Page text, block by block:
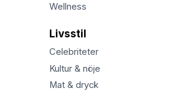
Wellness
Livsstil
Celebriteter
Kultur & nöje
Mat & dryck